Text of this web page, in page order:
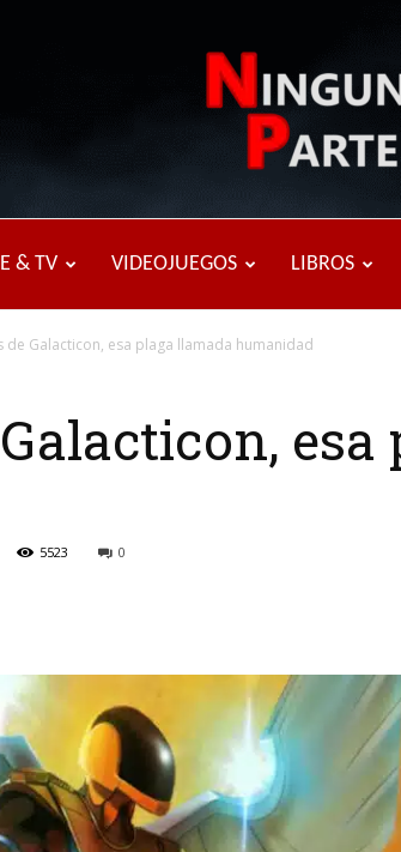
& TV VIDEOJUEGOS LIBROS
de Galacticon, esa plaga llamada humanidad
esa
5523 0